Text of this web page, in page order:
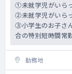
①未就学児がいら
②未就学児がいら
③小学生のお子さ
合の特別短時間常
勤務地